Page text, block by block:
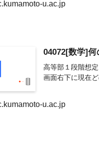
u.ac.jp
04072[数学]何
高等部１段階想
画面右下に現在
u.ac.jp